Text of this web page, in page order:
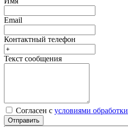
Email
Контактный телефон
Текст сообщения
Согласен с условиями обработки
Отправить